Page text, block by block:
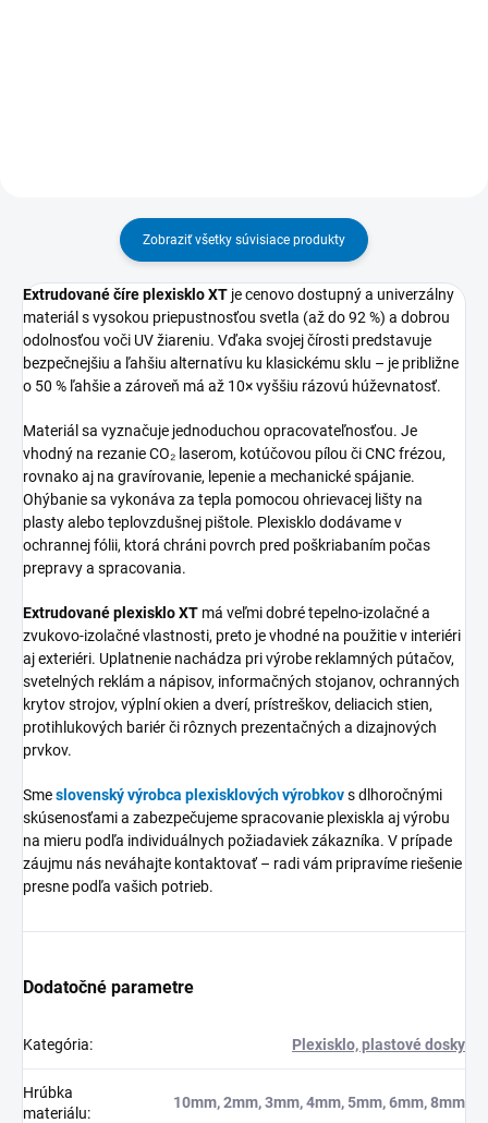
Zobraziť všetky súvisiace produkty
Extrudované číre plexisklo XT je cenovo dostupný a univerzálny
materiál s vysokou priepustnosťou svetla (až do 92 %) a dobrou
odolnosťou voči UV žiareniu. Vďaka svojej čírosti predstavuje
bezpečnejšiu a ľahšiu alternatívu ku klasickému sklu – je približne
o 50 % ľahšie a zároveň má až 10× vyššiu rázovú húževnatosť.
Materiál sa vyznačuje jednoduchou opracovateľnosťou. Je
vhodný na rezanie CO₂ laserom, kotúčovou pílou či CNC frézou,
rovnako aj na gravírovanie, lepenie a mechanické spájanie.
Ohýbanie sa vykonáva za tepla pomocou ohrievacej lišty na
plasty alebo teplovzdušnej pištole. Plexisklo dodávame v
ochrannej fólii, ktorá chráni povrch pred poškriabaním počas
prepravy a spracovania.
Extrudované plexisklo XT má veľmi dobré tepelno-izolačné a
zvukovo-izolačné vlastnosti, preto je vhodné na použitie v interiéri
aj exteriéri. Uplatnenie nachádza pri výrobe reklamných pútačov,
svetelných reklám a nápisov, informačných stojanov, ochranných
krytov strojov, výplní okien a dverí, prístreškov, deliacich stien,
protihlukových bariér či rôznych prezentačných a dizajnových
prvkov.
Smeslovenský výrobca plexisklových výrobkovs dlhoročnými
skúsenosťami a zabezpečujeme spracovanie plexiskla aj výrobu
na mieru podľa individuálnych požiadaviek zákazníka. V prípade
záujmu nás neváhajte kontaktovať – radi vám pripravíme riešenie
presne podľa vašich potrieb.
Dodatočné parametre
Kategória: Plexisklo, plastové dosky
Hrúbka
materiálu:
10mm, 2mm, 3mm, 4mm, 5mm, 6mm, 8mm